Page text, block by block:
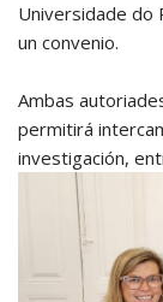
Universidade do
un convenio.
Ambas
permitirá
investigación,